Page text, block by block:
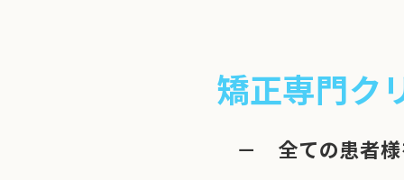
矯正専門ク
－ 全ての患者